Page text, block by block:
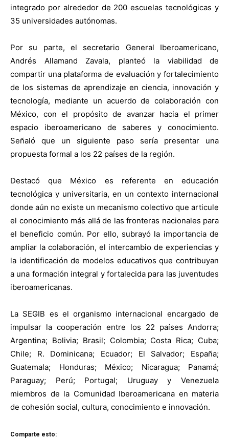
integrado por alrededor de 200 escuelas tecnológicas y
35 universidades autónomas.
Por su parte, el secretario General Iberoamericano,
Andrés Allamand Zavala, planteó la viabilidad de
compartir una plataforma de evaluación y fortalecimiento
de los sistemas de aprendizaje en ciencia, innovación y
tecnología, mediante un acuerdo de colaboración con
México, con el propósito de avanzar hacia el primer
espacio iberoamericano de saberes y conocimiento.
Señaló que un siguiente paso sería presentar una
propuesta formal a los 22 países de la región.
Destacó que México es referente en educación
tecnológica y universitaria, en un contexto internacional
donde aún no existe un mecanismo colectivo que articule
el conocimiento más allá de las fronteras nacionales para
el beneficio común. Por ello, subrayó la importancia de
ampliar la colaboración, el intercambio de experiencias y
la identificación de modelos educativos que contribuyan
a una formación integral y fortalecida para las juventudes
iberoamericanas.
La SEGIB es el organismo internacional encargado de
impulsar la cooperación entre los 22 países Andorra;
Argentina; Bolivia; Brasil; Colombia; Costa Rica; Cuba;
Chile; R. Dominicana; Ecuador; El Salvador; España;
Guatemala; Honduras; México; Nicaragua; Panamá;
Paraguay; Perú; Portugal; Uruguay y Venezuela
miembros de la Comunidad Iberoamericana en materia
de cohesión social, cultura, conocimiento e innovación.
Comparte esto: